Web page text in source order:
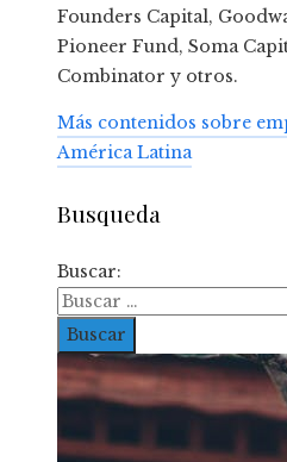
Founders Capital,
Pioneer Fund, Soma
Combinator y otros.
Más contenidos sobre
América Latina
Busqueda
Buscar: